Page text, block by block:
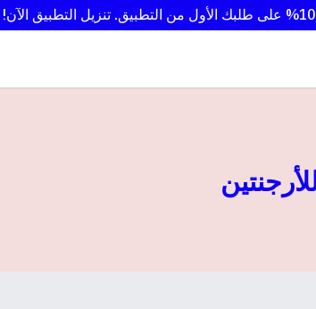
تنزيل التطبيق الآن!